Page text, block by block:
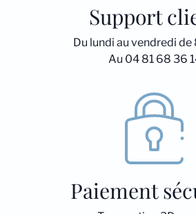
Support
Du lundi au vendredi de
Au 04 81 68 36
Paiement